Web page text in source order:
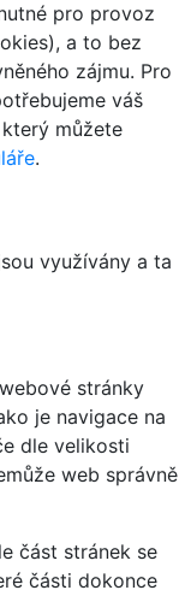
pro provoz
a to bez
zájmu. Pro
váš
který můžete
.
využívány a ta
stránky
je navigace na
dle velikosti
web správně
část stránek se
části dokonce